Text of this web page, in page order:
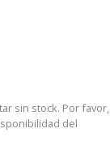
sin stock. Por favor,
del